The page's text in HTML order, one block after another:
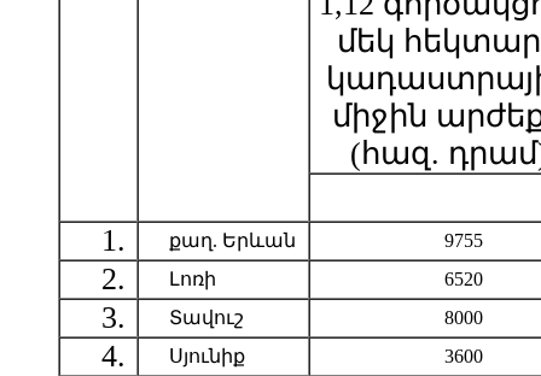
մեկ
միջին
(հազ.
1. քաղ. Երևան 9755
2. Լոռի 6520
3. Տավուշ 8000
4. Սյունիք 3600